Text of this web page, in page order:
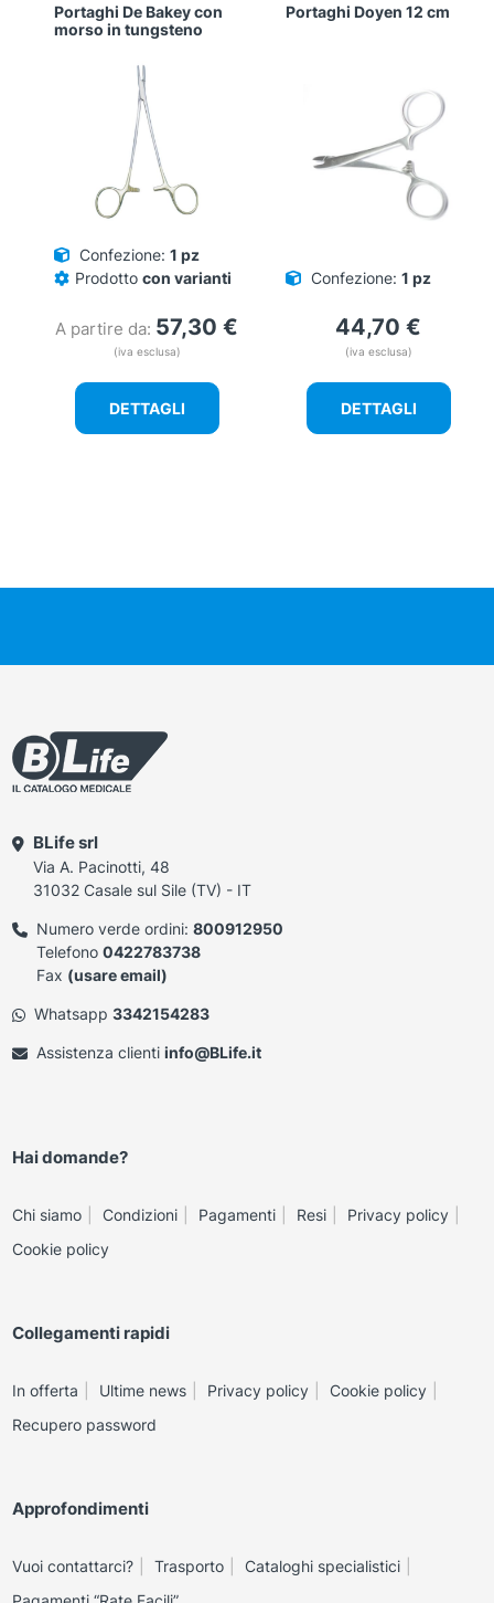
Portaghi De Bakey con
morso in tungsteno
Confezione: 1 pz
Prodotto con varianti
A partire da: 57,30 €
(iva esclusa)
DETTAGLI
Portaghi Doyen 12 cm
Confezione: 1 pz
44,70 €
(iva esclusa)
DETTAGLI
BLife srl
Via A. Pacinotti, 48
31032 Casale sul Sile (TV) - IT
Numero verde ordini: 800912950
Telefono 0422783738
Fax (usare email)
Whatsapp 3342154283
Assistenza clienti info@BLife.it
Hai domande?
Chi siamo Condizioni Pagamenti Resi
Privacy policy
Cookie policy
Collegamenti rapidi
In offerta Ultime news Privacy policy
Cookie policy
Recupero password
Approfondimenti
Vuoi contattarci? Trasporto
Cataloghi specialistici